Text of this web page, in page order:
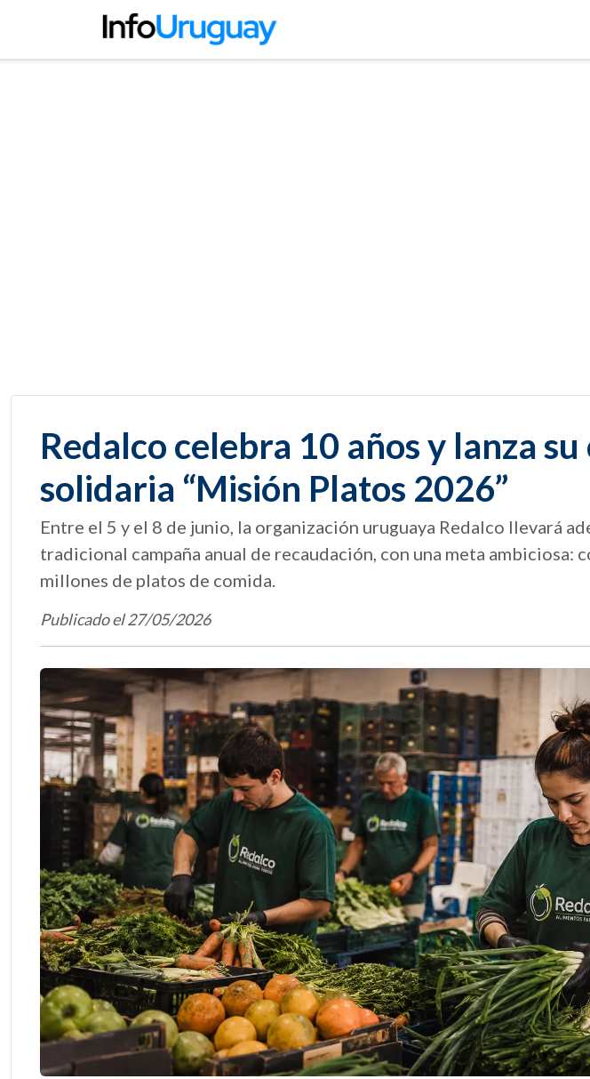
Redalco celebra 10 años y lanza
solidaria “Misión Platos 2026”
Entre el 5 y el 8 de junio, la organización uruguaya Redalco llevará
tradicional campaña anual de recaudación, con una meta ambiciosa:
millones de platos de comida.
Publicado el 27/05/2026